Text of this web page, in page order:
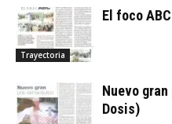
Trayectoria
El foco
Nuevo
Dosis)